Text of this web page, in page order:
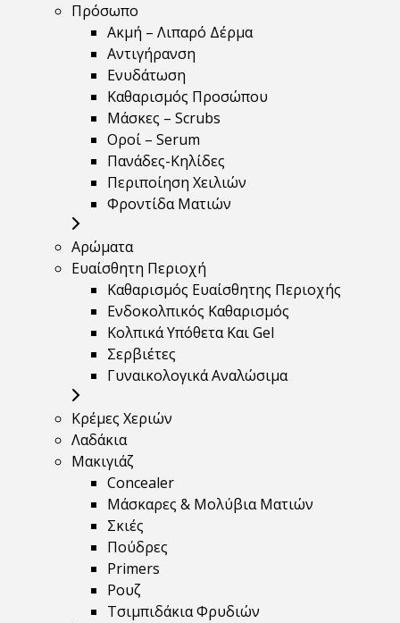
Πρόσωπο
Ακμή – Λιπαρό Δέρμα
Αντιγήρανση
Ενυδάτωση
Καθαρισμός Προσώπου
Μάσκες – Scrubs
Οροί – Serum
Πανάδες-Κηλίδες
Περιποίηση Χειλιών
Φροντίδα Ματιών
Αρώματα
Ευαίσθητη Περιοχή
Καθαρισμός Ευαίσθητης Περιοχής
Ενδοκολπικός Καθαρισμός
Κολπικά Υπόθετα Και Gel
Σερβιέτες
Γυναικολογικά Αναλώσιμα
Κρέμες Χεριών
Λαδάκια
Μακιγιάζ
Concealer
Μάσκαρες & Μολύβια Ματιών
Σκιές
Πούδρες
Primers
Ρουζ
Τσιμπιδάκια Φρυδιών